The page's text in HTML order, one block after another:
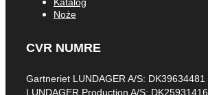
Noże
CVR NUMRE
Gartneriet LUNDAGER A/S: DK39634481
LUNDAGER Production A/S: DK25931416